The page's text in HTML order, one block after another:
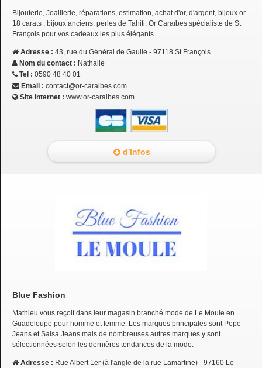
Bijouterie, Joaillerie, réparations, estimation, achat d'or, d'argent, bijoux or
18 carats , bijoux anciens, perles de Tahiti. Or Caraïbes spécialiste de St
François pour vos cadeaux les plus élégants.
Adresse : 43, rue du Général de Gaulle - 97118 St François
Nom du contact : Nathalie
Tel : 0590 48 40 01
Email : contact@or-caraibes.com
Site internet : www.or-caraibes.com
d'infos
Blue Fashion
Mathieu vous reçoit dans leur magasin branché mode de Le Moule en
Guadeloupe pour homme et femme. Les marques principales sont Pepe
Jeans et Salsa Jeans mais de nombreuses autres marques y sont
sélectionnées selon les dernières tendances de la mode.
Adresse : Rue Albert 1er (à l'angle de la rue Lamartine) - 97160 Le